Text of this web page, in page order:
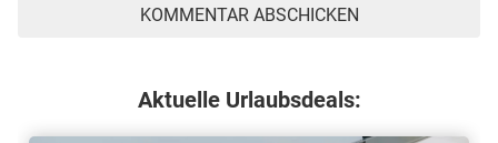
Aktuelle Urlaubsdeals: